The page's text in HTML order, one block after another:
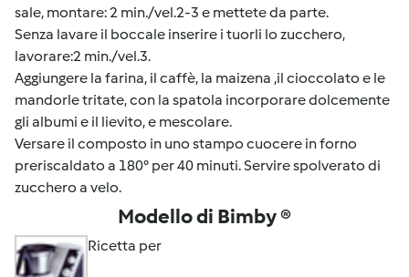
sale, montare: 2 min./vel.2-3 e mettete da parte.
Senza lavare il boccale inserire i tuorli lo zucchero,
lavorare:2 min./vel.3.
Aggiungere la farina, il caffè, la maizena ,il cioccolato e le
mandorle tritate, con la spatola incorporare dolcemente
gli albumi e il lievito, e mescolare.
Versare il composto in uno stampo cuocere in forno
preriscaldato a 180° per 40 minuti. Servire spolverato di
zucchero a velo.
Modello di Bimby ®
Ricetta per